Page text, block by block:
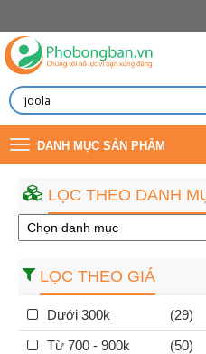
Toggle
navigation
DANH MỤC SẢN PHẨM
LỌC THEO DANH
LỌC THEO GIÁ
Dưới 300k (29)
Từ 700 - 900k
(50)